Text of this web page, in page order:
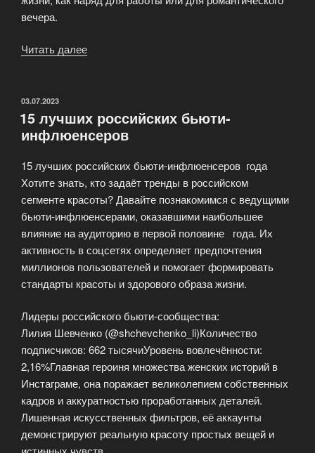
вечера.
Читать далее
женщин»
ОПУБЛИКОВАНО
03.07.2023
15 лучших российских бьюти-
инфлюенсеров
15 лучших российских бьюти-инфлюенсеров года
Хотите знать, кто задаёт тренды в российском
сегменте красоты? Давайте познакомимся с ведущими
бьюти-инфлюенсерами, оказавшими наибольшее
влияние на аудиторию в первой половине года. Их
активность в соцсетях определяет предпочтения
миллионов пользователей и помогает формировать
стандарты красоты и здорового образа жизни.
Лидеры российского бьюти-сообщества:
Лилия Шевченко (@shchevchenko_li)Количество
подписчиков: 662 тысячиУровень вовлечённости:
2,16%Главная героиня множества женских историй в
Инстаграме, она поражает великолепием собственных
кадров и аккуратностью проработанных деталей.
Лишенная искусственных фильтров, её аккаунты
демонстрируют реальную красоту простых вещей и